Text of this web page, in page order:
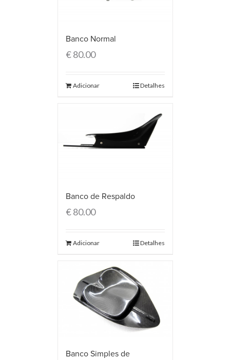
Banco Normal
€80.00
Adicionar Detalhes
Banco de Respaldo
€80.00
Adicionar Detalhes
Banco Simples de